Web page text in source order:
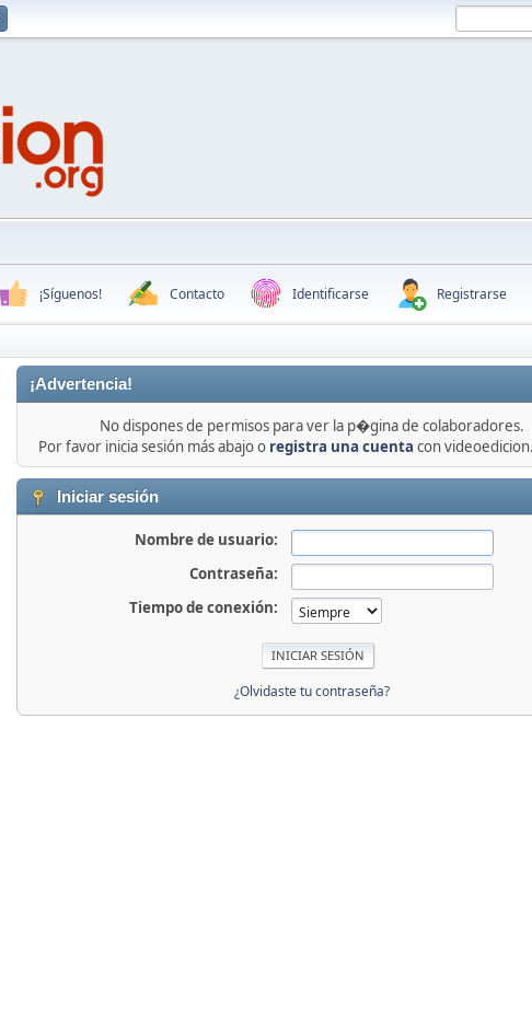
¡Síguenos! Contacto Identificarse Registrarse
¡Advertencia!
No dispones de permisos para ver la p�gina de colaboradores.
Por favor inicia sesión más abajo o registra una cuenta con
Iniciar sesión
Nombre de usuario:
Contraseña:
Tiempo de conexión:
¿Olvidaste tu contraseña?